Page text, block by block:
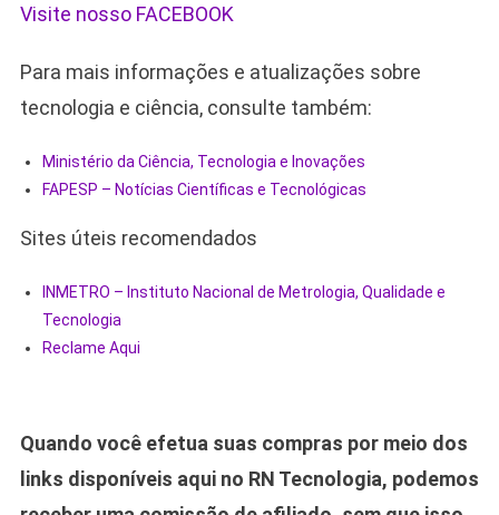
Visite nosso FACEBOOK
Para mais informações e atualizações sobre
tecnologia e ciência, consulte também:
Ministério da Ciência, Tecnologia e Inovações
FAPESP – Notícias Científicas e Tecnológicas
Sites úteis recomendados
INMETRO – Instituto Nacional de Metrologia, Qualidade e
Tecnologia
Reclame Aqui
Quando você efetua suas compras por meio dos
links disponíveis aqui no RN Tecnologia, podemos